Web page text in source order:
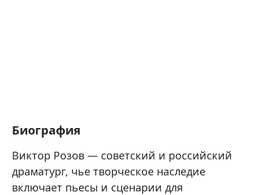
Биография
Виктор Розов — советский и российский
драматург, чье творческое наследие
включает пьесы и сценарии для